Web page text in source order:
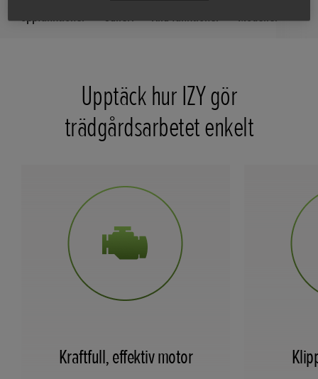
Toppfunktioner Galleri Alla funktioner Modeller
Upptäck hur IZY gör
trädgårdsarbetet enkelt
Kraftfull, effektiv motor